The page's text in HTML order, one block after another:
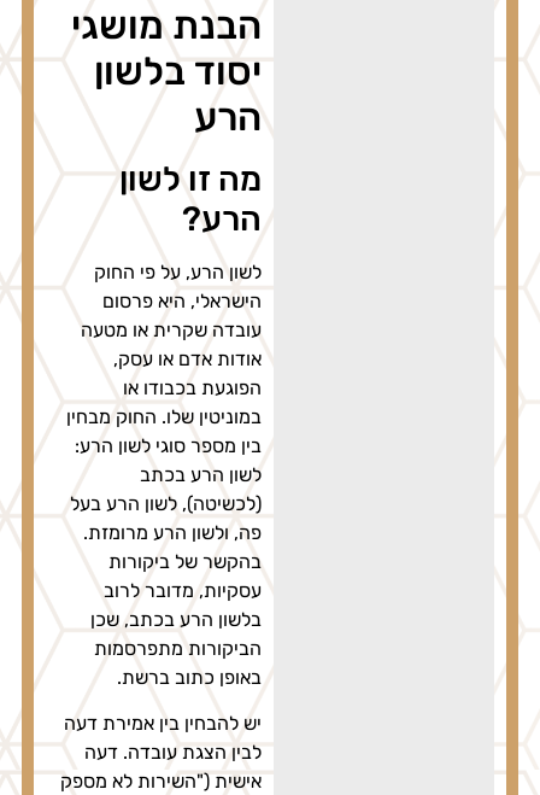
הבנת מושגי
יסוד בלשון
הרע
מה זו לשון
הרע?
לשון הרע, על פי החוק
הישראלי, היא פרסום
עובדה שקרית או מטעה
אודות אדם או עסק,
הפוגעת בכבודו או
במוניטין שלו. החוק מבחין
בין מספר סוגי לשון הרע:
לשון הרע בכתב
(לכשיטה), לשון הרע בעל
פה, ולשון הרע מרומזת.
בהקשר של ביקורות
עסקיות, מדובר לרוב
בלשון הרע בכתב, שכן
הביקורות מתפרסמות
באופן כתוב ברשת.
יש להבחין בין אמירת דעה
לבין הצגת עובדה. דעה
אישית ("השירות לא מספק